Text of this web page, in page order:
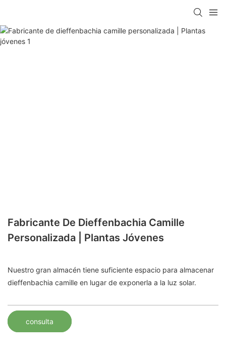
Fabricante De Dieffenbachia Camille
Personalizada | Plantas Jóvenes
Nuestro gran almacén tiene suficiente espacio para almacenar
dieffenbachia camille en lugar de exponerla a la luz solar.
consulta